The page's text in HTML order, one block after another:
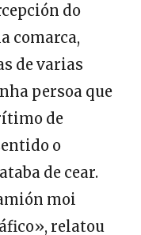
do
comarca,
de varias
persoa que
de
o
de cear.
moi
relatou